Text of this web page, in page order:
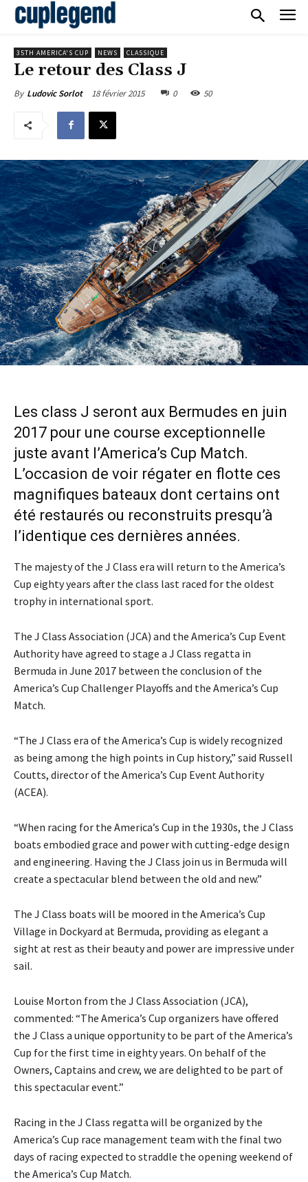
35TH AMERICA'S CUP NEWS CLASSIQUE
Le retour des Class J
By Ludovic Sorlot 18 février 2015 0 50
Les class J seront aux Bermudes en juin
2017 pour une course exceptionnelle
juste avant l’America’s Cup Match.
L’occasion de voir régater en flotte ces
magnifiques bateaux dont certains ont
été restaurés ou reconstruits presqu’à
l’identique ces dernières années.
The majesty of the J Class era will return to the America’s
Cup eighty years after the class last raced for the oldest
trophy in international sport.
The J Class Association (JCA) and the America’s Cup Event
Authority have agreed to stage a J Class regatta in
Bermuda in June 2017 between the conclusion of the
America’s Cup Challenger Playoffs and the America’s Cup
Match.
“The J Class era of the America’s Cup is widely recognized
as being among the high points in Cup history,” said Russell
Coutts, director of the America’s Cup Event Authority
(ACEA).
“When racing for the America’s Cup in the 1930s, the J Class
boats embodied grace and power with cutting-edge design
and engineering. Having the J Class join us in Bermuda will
create a spectacular blend between the old and new.”
The J Class boats will be moored in the America’s Cup
Village in Dockyard at Bermuda, providing as elegant a
sight at rest as their beauty and power are impressive under
sail.
Louise Morton from the J Class Association (JCA),
commented: “The America’s Cup organizers have offered
the J Class a unique opportunity to be part of the America’s
Cup for the first time in eighty years. On behalf of the
Owners, Captains and crew, we are delighted to be part of
this spectacular event.”
Racing in the J Class regatta will be organized by the
America’s Cup race management team with the final two
days of racing expected to straddle the opening weekend of
the America’s Cup Match.